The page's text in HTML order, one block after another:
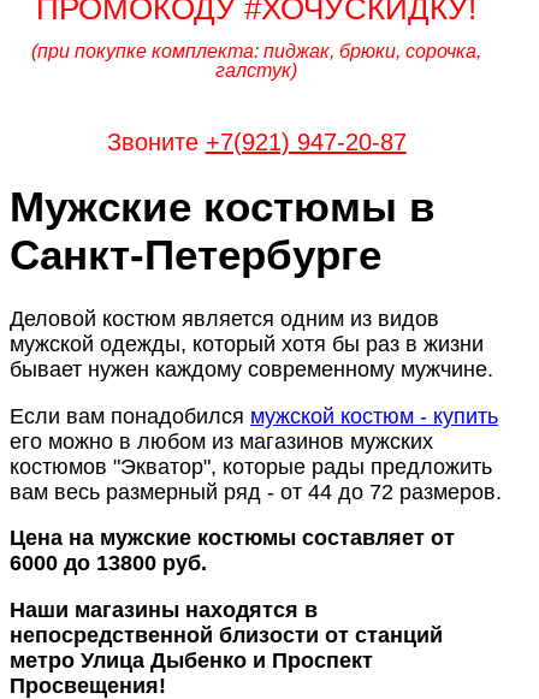
ПРОМОКОДУ #ХОЧУСКИДКУ!
(при покупке комплекта: пиджак, брюки, сорочка,
галстук)
Звоните +7(921) 947-20-87
Мужские костюмы в
Санкт-Петербурге
Деловой костюм является одним из видов
мужской одежды, который хотя бы раз в жизни
бывает нужен каждому современному мужчине.
Если вам понадобился мужской костюм - купить
его можно в любом из магазинов мужских
костюмов "Экватор", которые рады предложить
вам весь размерный ряд - от 44 до 72 размеров.
Цена на мужские костюмы составляет от
6000 до 13800 руб.
Наши магазины находятся в
непосредственной близости от станций
метро Улица Дыбенко и Проспект
Просвещения!